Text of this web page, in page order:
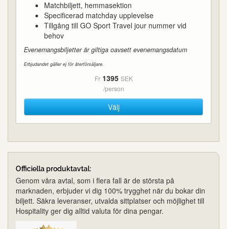
Matchbiljett, hemmasektion
Specificerad matchday upplevelse
Tillgång till GO Sport Travel jour nummer vid
behov
Evenemangsbiljetter är giltiga oavsett evenemangsdatum
Erbjudandet gäller ej för återförsäljare.
Fr 1395 SEK
/person
Välj
Officiella produktavtal:
Genom våra avtal, som i flera fall är de största på
marknaden, erbjuder vi dig 100% trygghet när du bokar din
biljett. Säkra leveranser, utvalda sittplatser och möjlighet till
Hospitality ger dig alltid valuta för dina pengar.